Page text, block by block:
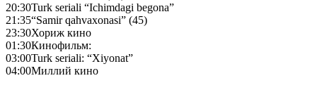
20:30Turk seriali “Ichimdagi begona”
21:35“Samir qahvaxonasi” (45)
23:30Хориж кино
01:30Кинофильм:
03:00Turk seriali: “Xiyonat”
04:00Миллий кино